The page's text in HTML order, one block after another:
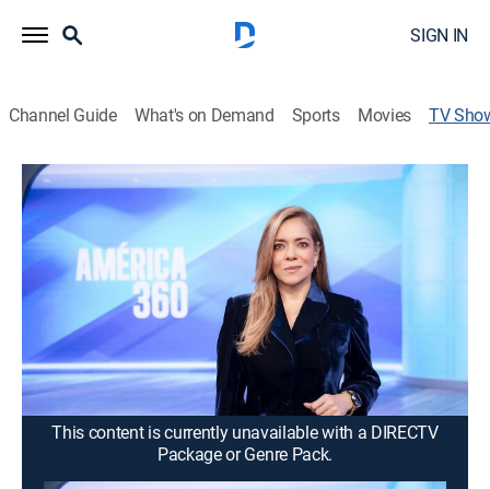
SIGN IN
Channel Guide What's on Demand Sports Movies TV
América 360
News, Public affairs
Informativo realizado con el apoyo de la alianza
informativa latinoamericana, que brinda al público un
completo análisis de los hechos más destacados del
continente americano.
Cast: Amanda Avella, Martha Domínguez Ardila
This content is currently unavailable with a DIRECTV
Package or Genre Pack.